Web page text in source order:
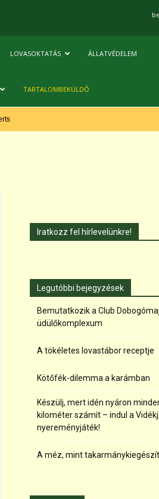
LOVASOKTATÁS ÁLLATVÉDELEM
TARTALOMBEKÜLDŐ
Iratkozz fel hírlevelünkre!
Legutóbbi bejegyzések
Bemutatkozik a Club
üdülőkomplexum
A tökéletes lovastábor receptje
Kötőfék-dilemma a karámban
Készülj, mert idén nyáron
kilométer számít – indul a
nyereményjáték!
A méz, mint